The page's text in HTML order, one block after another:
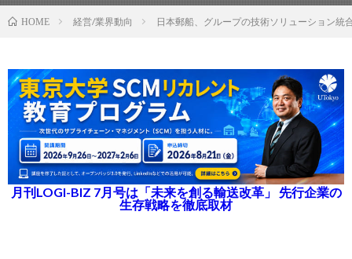
HOME 経営/業界動向 日本郵船、グループの技術ソリューション統
月刊LOGI-BIZ 7月号は「未来を創る輸送改革」 先行企業の
生存戦略を徹底取材